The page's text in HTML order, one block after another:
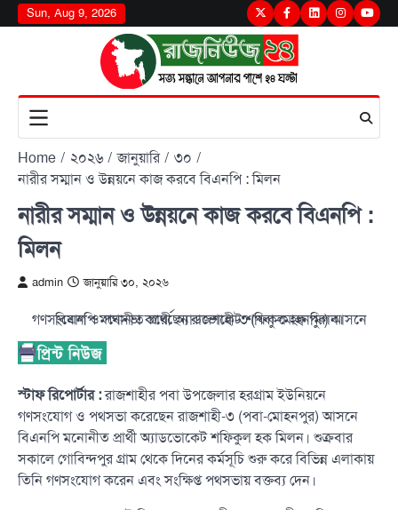
Skip
to
Sun, Aug 9, 2026 TwitterFacebook
LinkedInInstagram
Home ২০২৬ জানুয়ারি
৩০
নারীর সম্মান ও উন্নয়নে কাজ করবে বিএনপি : মিলন
নারীর সম্মান ও উন্নয়নে কাজ করবে বিএনপি :
মিলন
admin জানুয়ারি ৩০, ২০২৬
গণসংযোগ ও পথসভা করেছেন রাজশাহী-৩ (পবা-মোহনপুর) আসনে বিএনপি মনোনীত প্রার্থী অ্যাডভোকেট শফিকুল হক মিলন।
স্টাফ রিপোর্টার :রাজশাহীর পবা উপজেলার হরগ্রাম ইউনিয়নে
গণসংযোগ ও পথসভা করেছেন রাজশাহী-৩ (পবা-মোহনপুর) আসনে
বিএনপি মনোনীত প্রার্থী অ্যাডভোকেট শফিকুল হক মিলন। শুক্রবার
সকালে গোবিন্দপুর গ্রাম থেকে দিনের কর্মসূচি শুরু করে বিভিন্ন এলাকায়
তিনি গণসংযোগ করেন এবং সংক্ষিপ্ত পথসভায় বক্তব্য দেন।